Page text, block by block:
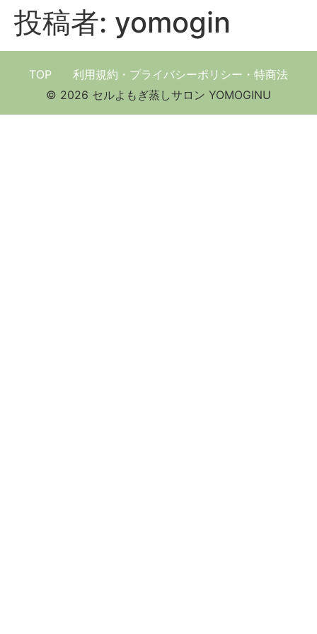
投稿者: yomogin
TOP
利用規約・プライバシーポリシー・特商法
© 2026 セルよもぎ蒸しサロン YOMOGINU